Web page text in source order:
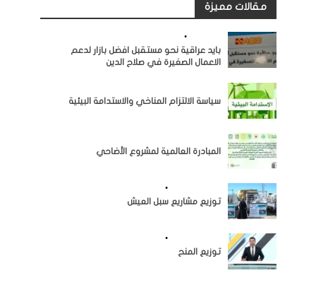
مقالات مميزة
•
بايد عراقية نحو مستقبل افضل بازار لدعم
الاعمال الصغيرة في صلاح الدين
سياسة الالتزام المناخي والاستدامة البيئية
المبادرة العالمية لمشروع الأضاحي
•
توزيع مشاريع سبل العيش
•
توزيع المنح